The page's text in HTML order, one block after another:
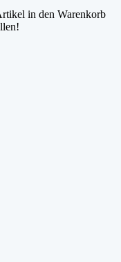
in den Warenkorb